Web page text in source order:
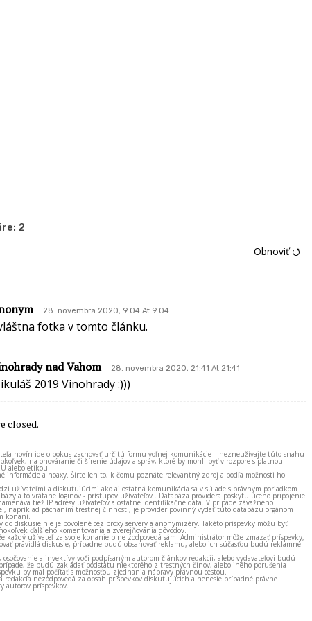
2
Obnoviť ⭯
28. novembra 2020, 9:04 At 9:04
fotka v tomto článku.
nad Vahom 28. novembra 2020, 21:41 At 21:41
2019 Vinohrady :)))
closed.
novín ide o pokus zachovať určitú formu voľnej komunikácie – nezneužívajte túto snahu
na ohováranie či šírenie údajov a správ, ktoré by mohli byť v rozpore s platnou
alebo etikou.
informácie a hoaxy. Šírte len to, k čomu poznáte relevantný zdroj a podľa možnosti ho
užívateľmi a diskutujúcimi ako aj ostatná komunikácia sa v súlade s právnym poriadkom
a to vrátane loginov - prístupov užívateľov . Databáza providera poskytujúceho pripojenie
tiež IP adresy užívateľov a ostatné identifikačné dáta. V prípade závažného
napríklad páchaním trestnej činnosti, je provider povinný vydať túto databázu orgánom
konaní.
do diskusie nie je povolené cez proxy servery a anonymizéry. Takéto príspevky môžu byť
ďalšieho komentovania a zverejňovania dôvodov.
každý užívateľ za svoje konanie plne zodpovedá sám. Administrátor môže zmazať príspevky,
pravidlá diskusie, prípadne budú obsahovať reklamu, alebo ich súčasťou budú reklamné
a invektívy voči podpísaným autorom článkov redakcii, alebo vydavateľovi budú
že budú zakladať podstatu niektorého z trestných činov, alebo iného porušenia
by mal počítať s možnosťou zjednania nápravy právnou cestou.
redakcia nezodpovedá za obsah príspevkov diskutujúcich a nenesie prípadné právne
autorov príspevkov.